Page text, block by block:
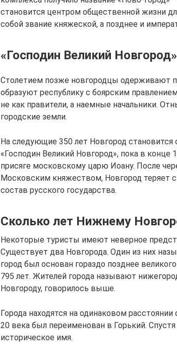
становится центром общественной жизни
собой звание княжеской, а позднее и
«Господин Великий Новгород»
Столетием позже новгородцы одерживают
образуют республику с боярским
не как правители, а наемные начальники.
городские земли.
На следующие 350 лет Новгород становится
«Господин Великий Новгород», пока в конце
присяге московскому царю Иоану. После
Московским княжеством, Новгород теряет
состав русского государства.
Сколько лет Нижнему
Некоторые туристы имеют неверное
Существует два Новгорода. Один из них
город был основан гораздо позднее
795 лет. Жителей города называют
Новгороду, говорилось выше.
Города находятся на одинаковом
20 века был переименован в Горький.
историческое имя.